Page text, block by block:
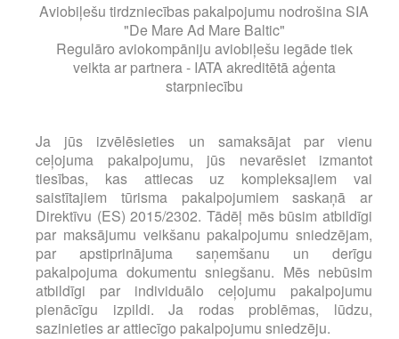
Aviobiļešu tirdzniecības pakalpojumu nodrošina SIA
"De Mare Ad Mare Baltic"
Regulāro aviokompāniju aviobiļešu iegāde tiek
veikta ar partnera - IATA akreditētā aģenta
starpniecību
Ja jūs izvēlēsieties un samaksājat par vienu
ceļojuma pakalpojumu, jūs nevarēsiet izmantot
tiesības, kas attiecas uz kompleksajiem vai
saistītajiem tūrisma pakalpojumiem saskaņā ar
Direktīvu (ES) 2015/2302. Tādēļ mēs būsim atbildīgi
par maksājumu veikšanu pakalpojumu sniedzējam,
par apstiprinājuma saņemšanu un derīgu
pakalpojuma dokumentu sniegšanu. Mēs nebūsim
atbildīgi par individuālo ceļojumu pakalpojumu
pienācīgu izpildi. Ja rodas problēmas, lūdzu,
sazinieties ar attiecīgo pakalpojumu sniedzēju.